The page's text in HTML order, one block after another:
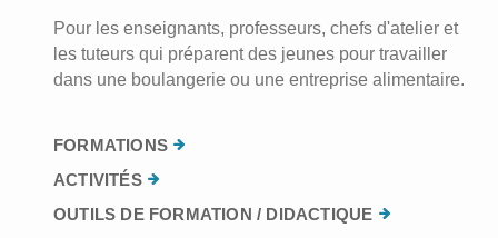
Pour les enseignants, professeurs, chefs d'atelier et
les tuteurs qui préparent des jeunes pour travailler
dans une boulangerie ou une entreprise alimentaire.
FORMATIONS
ACTIVITÉS
OUTILS DE FORMATION / DIDACTIQUE